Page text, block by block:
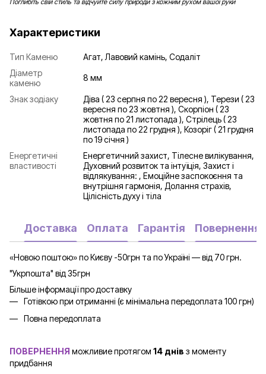
Поглибіть свій стиль та відчуйте силу природи з кожним рухом вашої руки
Характеристики
Тип Каменю
Агат, Лавовий камінь, Содаліт
Діаметр
каменю
8 мм
Знак зодіаку
Діва ( 23 серпня по 22 вересня ), Терези ( 23
вересня по 23 жовтня ), Скорпіон ( 23
жовтня по 21 листопада ), Стрілець ( 23
листопада по 22 грудня ), Козоріг ( 21 грудня
по 19 січня )
Енергетичні
властивості
Енергетичний захист, Тілесне вилікування,
Духовний розвиток та інтуїція, Захист і
відлякування: , Емоційне заспокоєння та
внутрішня гармонія, Долання страхів,
Цілісність духу і тіла
Доставка Оплата Гарантія Повернення
«Новою поштою» по Києву -50грн та по Україні — від 70 грн.
"Укрпошта" від 35грн
Більше інформації про доставку
Готівкою при отриманні (є мінімальна передоплата 100 грн)
Повна передоплата
ПОВЕРНЕННЯ можливие протягом 14 днів з моменту
придбання